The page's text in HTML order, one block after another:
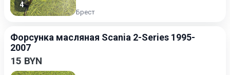
4
Брест
Форсунка масляная Scania 2-Series 1995-
2007
15 BYN